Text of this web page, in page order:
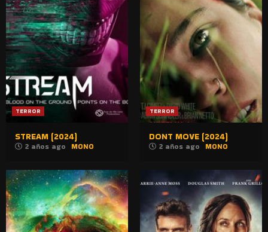
TERROR
STREAM (2024)
2 años ago MONO
TERROR
DONT MOVE (2024)
2 años ago MONO